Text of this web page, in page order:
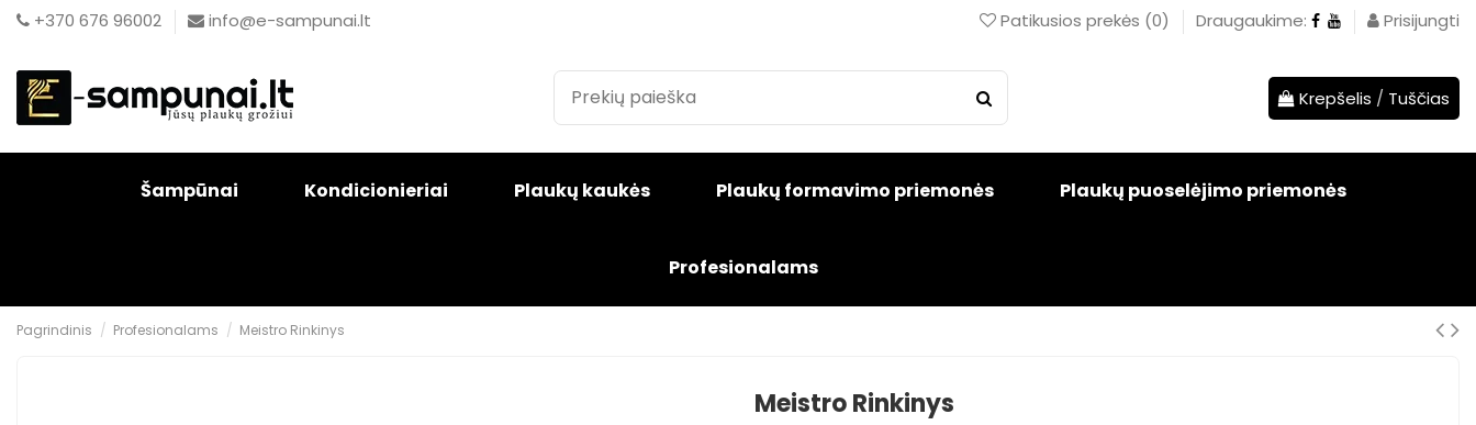
+370 676 96002 info@e-sampunai.lt Patikusios prekės (0) Draugaukime: Prisijungti
Krepšelis / Tuščias
Šampūnai Kondicionieriai Plaukų kaukės Plaukų formavimo priemonės Plaukų puoselėjimo priemonės
Profesionalams
Pagrindinis Profesionalams Meistro Rinkinys
Meistro Rinkinys